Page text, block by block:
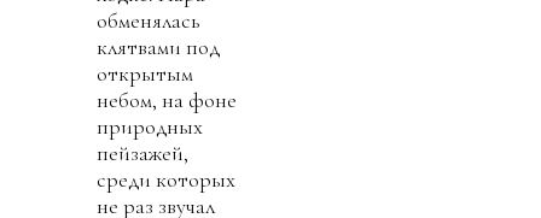
обменялась
клятвами под
открытым
небом, на фоне
природных
пейзажей,
среди которых
не раз звучал